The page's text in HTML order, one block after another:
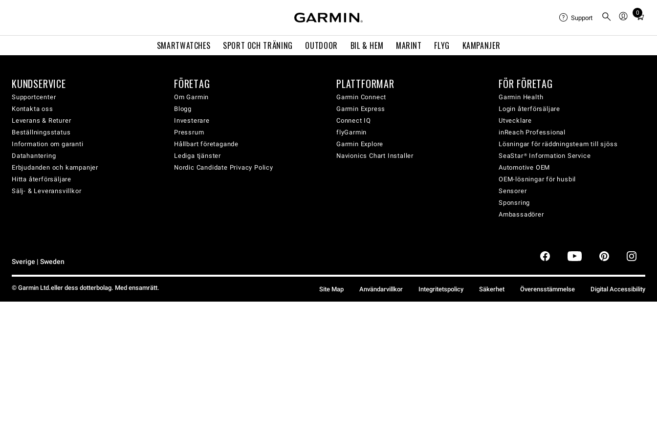
SMARTWATCHES SPORT OCH TRÄNING OUTDOOR BIL & HEM MARINT FLYG KAMPANJER
Support
0
Total
cart:
KUNDSERVICE
Supportcenter
Kontakta oss
Leverans & Returer
Beställningsstatus
Information om garanti
Datahantering
Erbjudanden och kampanjer
Hitta återförsäljare
Sälj- & Leveransvillkor
FÖRETAG
Om Garmin
Blogg
Investerare
Pressrum
Hållbart företagande
Lediga tjänster
Nordic Candidate Privacy Policy
PLATTFORMAR
Garmin Connect
Garmin Express
Connect IQ
flyGarmin
Garmin Explore
Navionics Chart Installer
FÖR FÖRETAG
Garmin Health
Login återförsäljare
Utvecklare
inReach Professional
Lösningar för räddningsteam till sjöss
SeaStar® Information Service
Automotive OEM
OEM-lösningar för husbil
Sensorer
Sponsring
Ambassadörer
Sverige | Sweden
© Garmin Ltd.eller dess dotterbolag. Med ensamrätt. Site Map Användarvillkor Integritetspolicy Säkerhet Överensstämmelse Digital Accessibility